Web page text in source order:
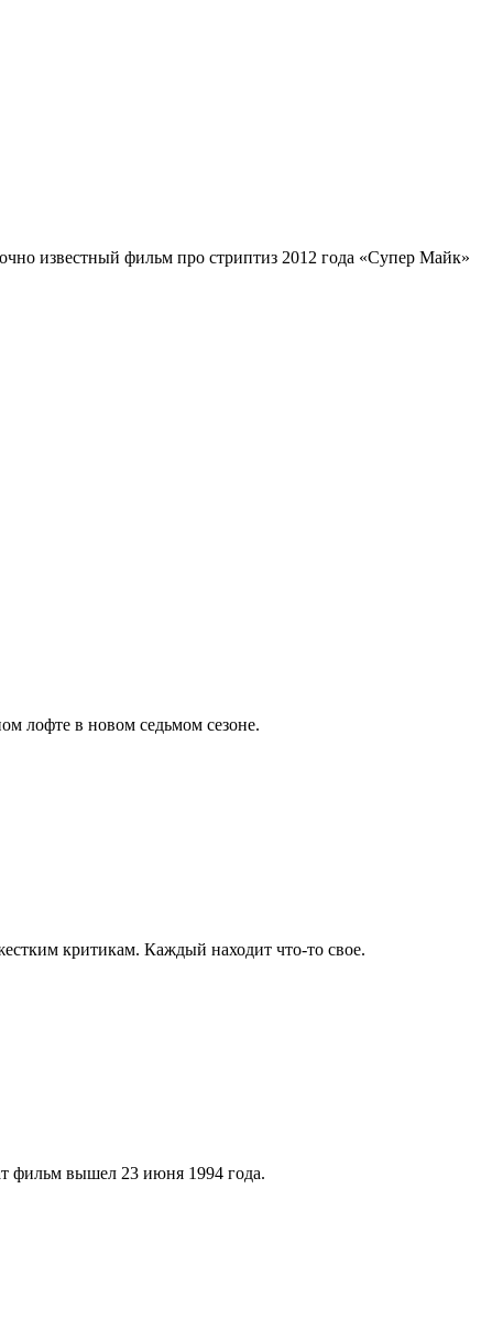
известный фильм про стриптиз 2012 года «Супер Майк»
лофте в новом седьмом сезоне.
критикам. Каждый находит что-то свое.
фильм вышел 23 июня 1994 года.